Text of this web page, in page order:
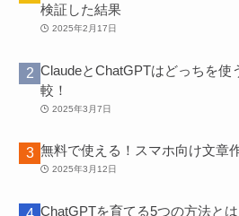
検証した結果
2025年2月17日
ClaudeとChatGPTはどっちを使
較！
2025年3月7日
無料で使える！スマホ向け文章
2025年3月12日
ChatGPTを育てる5つの方法と